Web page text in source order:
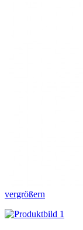
vergrößern